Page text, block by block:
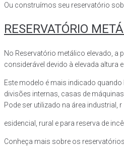
Ou construímos seu reservatório sob
RESERVATÓRIO
No Reservatório metálico elevado, a
considerável devido à elevada altura
Este modelo é mais indicado
divisões internas, casas de
Pode ser utilizado na área industrial, r
esidencial, rural e para reserva de
Conheça mais sobre os